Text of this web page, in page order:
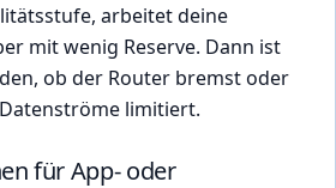
arbeitet deine
mit wenig Reserve. Dann ist
ob der Router bremst oder
limitiert.
für App- oder